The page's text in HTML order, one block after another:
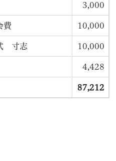
3,000
費 10,000
寸志 10,000
4,428
87,212